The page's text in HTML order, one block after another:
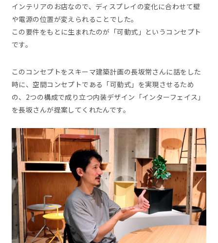
インテリアのお店なので、ディスプレイの変化に合わせて壁
や電源の位置が変えられることでした。
この要件をもとに生まれたのが「可動式」というコンセプト
です。
このコンセプトをスキーマ建築計画の長坂常さんに話をした
時に、空間コンセプトである「可動式」を実現させるため
の、2つの構成で成り立つ内装デザイン「インターフェイス」
を長坂さんが提案してくれたんです。